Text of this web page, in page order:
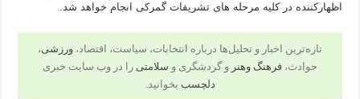
اظهارکننده در کلیه مرحله های تشریفات گمرکی انجام خواهد شد.
تازه‌ترین اخبار و تحلیل‌ها درباره انتخابات، سیاست، اقتصاد، ورزشی،
حوادث، فرهنگ وهنر و گردشگری و سلامتی را در وب سایت خبری
دلچسب بخوانید.